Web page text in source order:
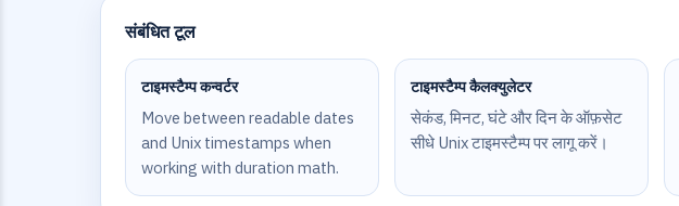
संबंधित टूल
टाइमस्टैम्प कन्वर्टर
Move between readable dates
and Unix timestamps when
working with duration math.
टाइमस्टैम्प कैलक्युलेटर
सेकंड, मिनट, घंटे और दिन के ऑफ़सेट
सीधे Unix टाइमस्टैम्प पर लागू करें।